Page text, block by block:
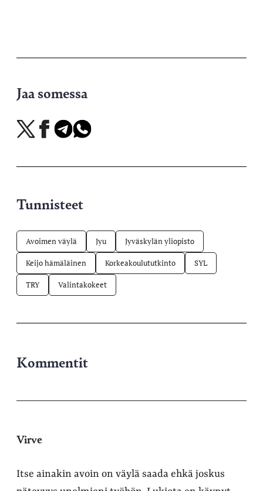
Jaa somessa
Jaa
X-
Jaa
Facebookissa
Jaa
Telegramissa
Jaa
WhatsAppissa
Tunnisteet
Avoimen väylä Jyu Jyväskylän yliopisto
Keijo hämäläinen Korkeakoulututkinto SYL
TRY Valintakokeet
Kommentit
Virve
Itse ainakin avoin on väylä saada ehkä joskus